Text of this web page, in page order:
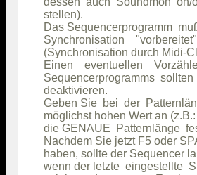
stellen).
Das Sequencerprogramm
Synchronisation
(Synchronisation durch Midi-
Einen    eventuellen
Sequencerprogramms  sollten
deaktivieren.
Geben Sie  bei  der
möglichst hohen Wert an
die GENAUE  Patternlänge
Nachdem Sie jetzt F5 oder
haben, sollte der Sequencer
wenn der letzte  eingestellte